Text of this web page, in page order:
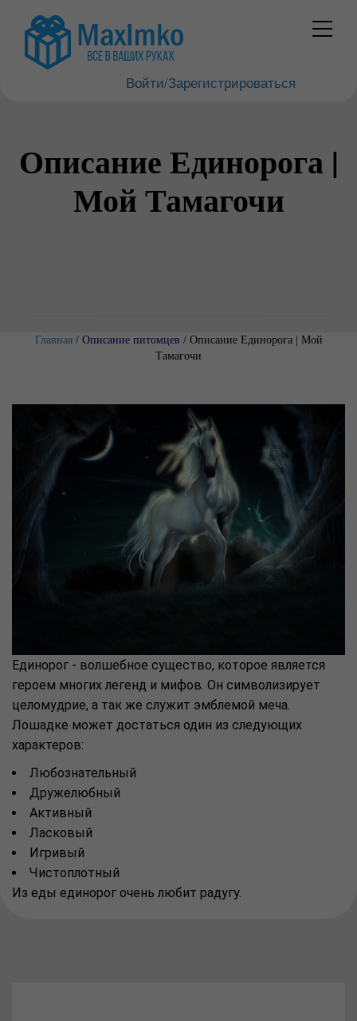
Войти/Зарегистрироваться
Описание Единорога |
Мой Тамагочи
Главная/ Описание питомцев / Описание Единорога | Мой
Тамагочи
Единорог - волшебное существо, которое является
героем многих легенд и мифов. Он символизирует
целомудрие, а так же служит эмблемой меча.
Лошадке может достаться один из следующих
характеров:
Любознательный
Дружелюбный
Активный
Ласковый
Игривый
Чистоплотный
Из еды единорог очень любит радугу.